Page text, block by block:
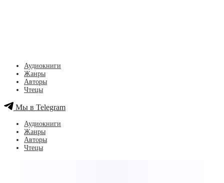
Аудиокниги
Жанры
Авторы
Чтецы
Мы в Telegram
Аудиокниги
Жанры
Авторы
Чтецы